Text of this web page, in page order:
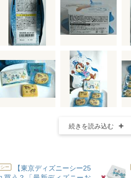
続きを読み込む
ー
【東京ディズニーシー25